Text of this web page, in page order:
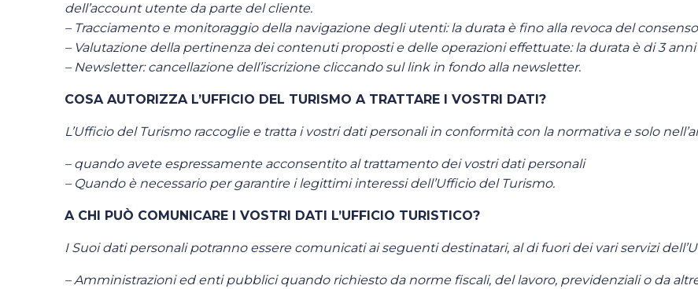
dell’account utente da parte del cliente.
– Tracciamento e monitoraggio della navigazione degli utenti: la durata è fino alla revoca del
– Valutazione della pertinenza dei contenuti proposti e delle operazioni effettuate: la durata è di 3
– Newsletter: cancellazione dell’iscrizione cliccando sul link in fondo alla newsletter.
COSA AUTORIZZA L’UFFICIO DEL TURISMO A TRATTARE I VOSTRI DATI?
L’Ufficio del Turismo raccoglie e tratta i vostri dati personali in conformità con la normativa e solo
– quando avete espressamente acconsentito al trattamento dei vostri dati personali
– Quando è necessario per garantire i legittimi interessi dell’Ufficio del Turismo.
A CHI PUÒ COMUNICARE I VOSTRI DATI L’UFFICIO TURISTICO?
I Suoi dati personali potranno essere comunicati ai seguenti destinatari, al di fuori dei vari servizi
– Amministrazioni ed enti pubblici quando richiesto da norme fiscali, del lavoro, previdenziali o da